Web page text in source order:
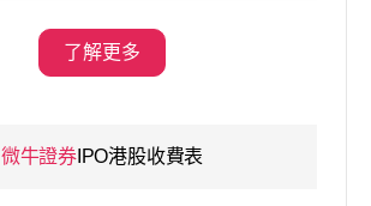
了解更多
微牛證券IPO港股收費表